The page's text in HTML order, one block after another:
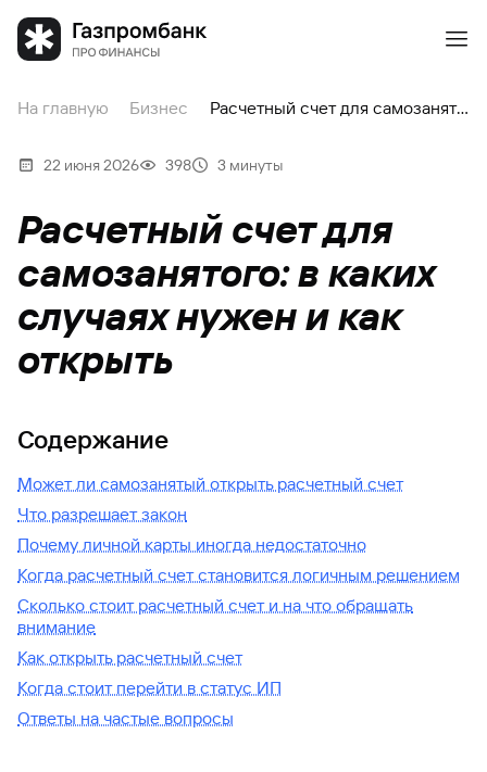
На главную Бизнес Расчетный счет для самозанятого: в каких случаях нужен и как открыть
22 июня 2026 398 3 минуты
Расчетный счет для
самозанятого: в каких
случаях нужен и как
открыть
Содержание
Может ли самозанятый открыть расчетный счет
Что разрешает закон
Почему личной карты иногда недостаточно
Когда расчетный счет становится логичным решением
Сколько стоит расчетный счет и на что обращать
внимание
Как открыть расчетный счет
Когда стоит перейти в статус ИП
Ответы на частые вопросы